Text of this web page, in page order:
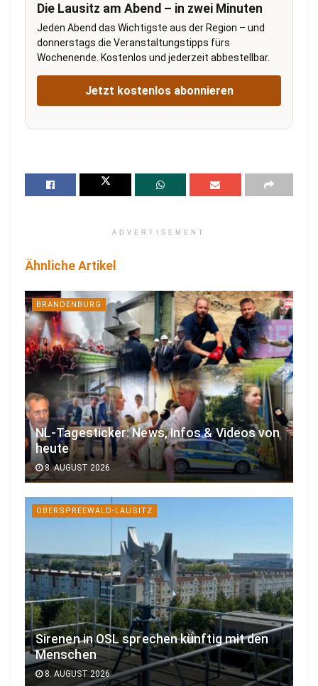
Die Lausitz am Abend – in zwei Minuten
Jeden Abend das Wichtigste aus der Region – und
donnerstags die Veranstaltungstipps fürs
Wochenende. Kostenlos und jederzeit abbestellbar.
Jetzt kostenlos abonnieren
ADVERTISEMENT
Ähnliche Artikel
BRANDENBURG
NL-Tagesticker: News, Infos & Videos von
heute
8. AUGUST 2026
OBERSPREEWALD-LAUSITZ
Sirenen in OSL sprechen künftig mit den
Menschen
8. AUGUST 2026